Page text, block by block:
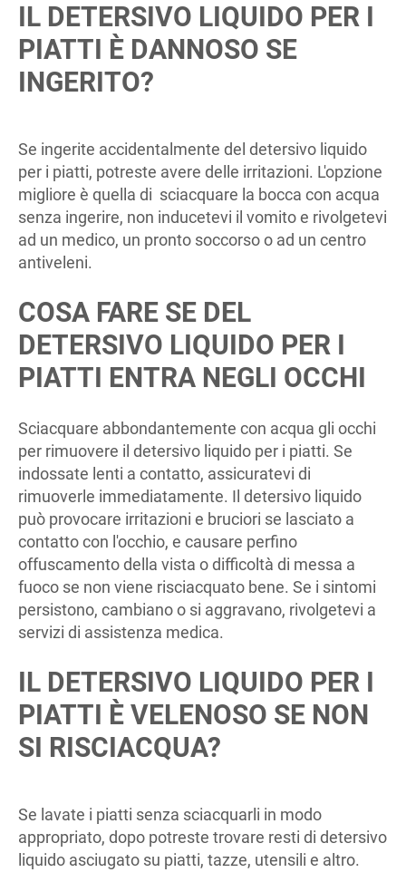
IL DETERSIVO LIQUIDO PER I
PIATTI È DANNOSO SE
INGERITO?
Se ingerite accidentalmente del detersivo liquido
per i piatti, potreste avere delle irritazioni. L'opzione
migliore è quella di sciacquare la bocca con acqua
senza ingerire, non inducetevi il vomito e rivolgetevi
ad un medico, un pronto soccorso o ad un centro
antiveleni.
COSA FARE SE DEL
DETERSIVO LIQUIDO PER I
PIATTI ENTRA NEGLI OCCHI
Sciacquare abbondantemente con acqua gli occhi
per rimuovere il detersivo liquido per i piatti. Se
indossate lenti a contatto, assicuratevi di
rimuoverle immediatamente. Il detersivo liquido
può provocare irritazioni e bruciori se lasciato a
contatto con l'occhio, e causare perfino
offuscamento della vista o difficoltà di messa a
fuoco se non viene risciacquato bene. Se i sintomi
persistono, cambiano o si aggravano, rivolgetevi a
servizi di assistenza medica.
IL DETERSIVO LIQUIDO PER I
PIATTI È VELENOSO SE NON
SI RISCIACQUA?
Se lavate i piatti senza sciacquarli in modo
appropriato, dopo potreste trovare resti di detersivo
liquido asciugato su piatti, tazze, utensili e altro.